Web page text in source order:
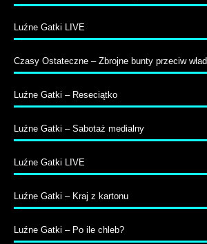
Luźne Gatki LIVE
Czasy Ostateczne – Zbrojne bunty przeciw
Luźne Gatki – Reseciątko
Luźne Gatki – Sabotaż medialny
Luźne Gatki LIVE
Luźne Gatki – Kraj z kartonu
Luźne Gatki – Po ile chleb?